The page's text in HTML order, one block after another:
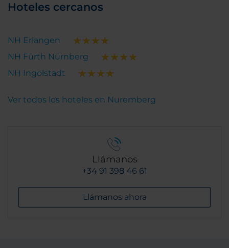
Hoteles cercanos
NH Erlangen
NH Fürth Nürnberg
NH Ingolstadt
Ver todos los hoteles en Nuremberg
Llámanos
+34 91 398 46 61
Llámanos ahora